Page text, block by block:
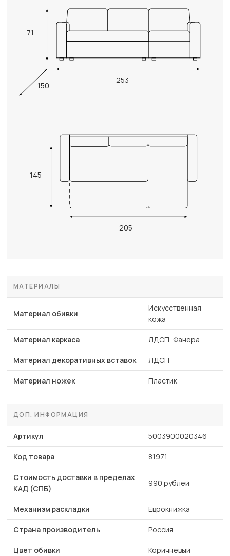
71
253
150
145
205
МАТЕРИАЛЫ
Материал обивки
Искусственная
кожа
Материал каркаса ЛДСП, Фанера
Материал декоративных вставок ЛДСП
Материал ножек Пластик
ДОП. ИНФОРМАЦИЯ
Артикул 5003900020346
Код товара 81971
Стоимость доставки в пределах
КАД (СПБ)
990 рублей
Механизм раскладки Еврокнижка
Страна производитель Россия
Цвет обивки Коричневый